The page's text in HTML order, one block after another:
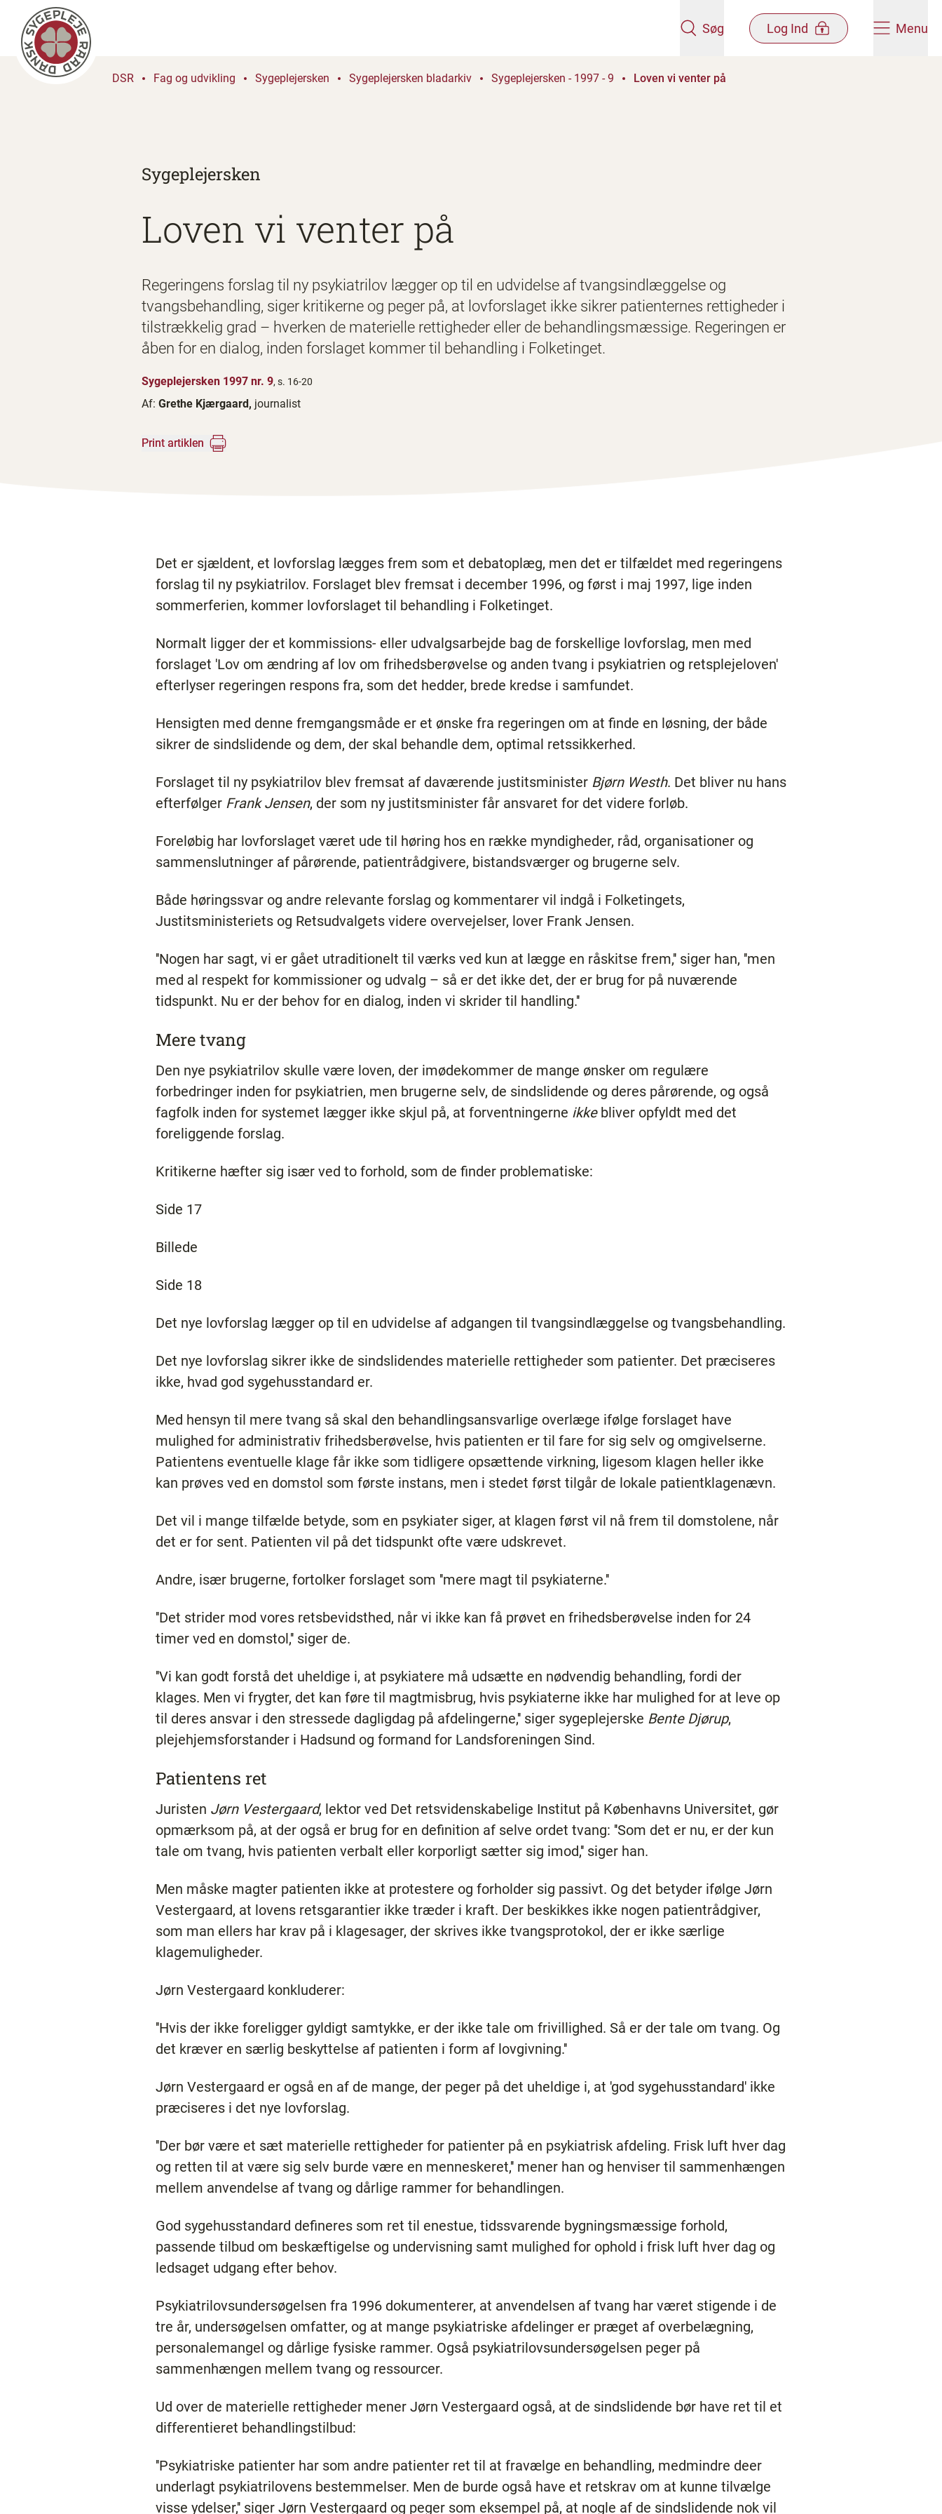
Søg Log Ind Menu
DSR Fag og udvikling Sygeplejersken Sygeplejersken bladarkiv Sygeplejersken - 1997 - 9 Loven vi venter på
Sygeplejersken
Loven vi venter på
Regeringens forslag til ny psykiatrilov lægger op til en udvidelse af tvangsindlæggelse og
tvangsbehandling, siger kritikerne og peger på, at lovforslaget ikke sikrer patienternes rettigheder i
tilstrækkelig grad – hverken de materielle rettigheder eller de behandlingsmæssige. Regeringen er
åben for en dialog, inden forslaget kommer til behandling i Folketinget.
Sygeplejersken 1997 nr. 9, s. 16-20
Af: Grethe Kjærgaard, journalist
Print artiklen
Det er sjældent, et lovforslag lægges frem som et debatoplæg, men det er tilfældet med regeringens
forslag til ny psykiatrilov. Forslaget blev fremsat i december 1996, og først i maj 1997, lige inden
sommerferien, kommer lovforslaget til behandling i Folketinget.
Normalt ligger der et kommissions- eller udvalgsarbejde bag de forskellige lovforslag, men med
forslaget 'Lov om ændring af lov om frihedsberøvelse og anden tvang i psykiatrien og retsplejeloven'
efterlyser regeringen respons fra, som det hedder, brede kredse i samfundet.
Hensigten med denne fremgangsmåde er et ønske fra regeringen om at finde en løsning, der både
sikrer de sindslidende og dem, der skal behandle dem, optimal retssikkerhed.
Forslaget til ny psykiatrilov blev fremsat af daværende justitsminister Bjørn Westh. Det bliver nu hans
efterfølger Frank Jensen, der som ny justitsminister får ansvaret for det videre forløb.
Foreløbig har lovforslaget været ude til høring hos en række myndigheder, råd, organisationer og
sammenslutninger af pårørende, patientrådgivere, bistandsværger og brugerne selv.
Både høringssvar og andre relevante forslag og kommentarer vil indgå i Folketingets,
Justitsministeriets og Retsudvalgets videre overvejelser, lover Frank Jensen.
''Nogen har sagt, vi er gået utraditionelt til værks ved kun at lægge en råskitse frem,'' siger han, ''men
med al respekt for kommissioner og udvalg – så er det ikke det, der er brug for på nuværende
tidspunkt. Nu er der behov for en dialog, inden vi skrider til handling.''
Mere tvang
Den nye psykiatrilov skulle være loven, der imødekommer de mange ønsker om regulære
forbedringer inden for psykiatrien, men brugerne selv, de sindslidende og deres pårørende, og også
fagfolk inden for systemet lægger ikke skjul på, at forventningerne ikkebliver opfyldt med det
foreliggende forslag.
Kritikerne hæfter sig især ved to forhold, som de finder problematiske:
Side 17
Billede
Side 18
Det nye lovforslag lægger op til en udvidelse af adgangen til tvangsindlæggelse og tvangsbehandling.
Det nye lovforslag sikrer ikke de sindslidendes materielle rettigheder som patienter. Det præciseres
ikke, hvad god sygehusstandard er.
Med hensyn til mere tvang så skal den behandlingsansvarlige overlæge ifølge forslaget have
mulighed for administrativ frihedsberøvelse, hvis patienten er til fare for sig selv og omgivelserne.
Patientens eventuelle klage får ikke som tidligere opsættende virkning, ligesom klagen heller ikke
kan prøves ved en domstol som første instans, men i stedet først tilgår de lokale patientklagenævn.
Det vil i mange tilfælde betyde, som en psykiater siger, at klagen først vil nå frem til domstolene, når
det er for sent. Patienten vil på det tidspunkt ofte være udskrevet.
Andre, især brugerne, fortolker forslaget som ''mere magt til psykiaterne.''
''Det strider mod vores retsbevidsthed, når vi ikke kan få prøvet en frihedsberøvelse inden for 24
timer ved en domstol,'' siger de.
''Vi kan godt forstå det uheldige i, at psykiatere må udsætte en nødvendig behandling, fordi der
klages. Men vi frygter, det kan føre til magtmisbrug, hvis psykiaterne ikke har mulighed for at leve op
til deres ansvar i den stressede dagligdag på afdelingerne,'' siger sygeplejerske Bente Djørup,
plejehjemsforstander i Hadsund og formand for Landsforeningen Sind.
Patientens ret
Juristen Jørn Vestergaard, lektor ved Det retsvidenskabelige Institut på Københavns Universitet, gør
opmærksom på, at der også er brug for en definition af selve ordet tvang: ''Som det er nu, er der kun
tale om tvang, hvis patienten verbalt eller korporligt sætter sig imod,'' siger han.
Men måske magter patienten ikke at protestere og forholder sig passivt. Og det betyder ifølge Jørn
Vestergaard, at lovens retsgarantier ikke træder i kraft. Der beskikkes ikke nogen patientrådgiver,
som man ellers har krav på i klagesager, der skrives ikke tvangsprotokol, der er ikke særlige
klagemuligheder.
Jørn Vestergaard konkluderer:
''Hvis der ikke foreligger gyldigt samtykke, er der ikke tale om frivillighed. Så er der tale om tvang. Og
det kræver en særlig beskyttelse af patienten i form af lovgivning.''
Jørn Vestergaard er også en af de mange, der peger på det uheldige i, at 'god sygehusstandard' ikke
præciseres i det nye lovforslag.
''Der bør være et sæt materielle rettigheder for patienter på en psykiatrisk afdeling. Frisk luft hver dag
og retten til at være sig selv burde være en menneskeret,'' mener han og henviser til sammenhængen
mellem anvendelse af tvang og dårlige rammer for behandlingen.
God sygehusstandard defineres som ret til enestue, tidssvarende bygningsmæssige forhold,
passende tilbud om beskæftigelse og undervisning samt mulighed for ophold i frisk luft hver dag og
ledsaget udgang efter behov.
Psykiatrilovsundersøgelsen fra 1996 dokumenterer, at anvendelsen af tvang har været stigende i de
tre år, undersøgelsen omfatter, og at mange psykiatriske afdelinger er præget af overbelægning,
personalemangel og dårlige fysiske rammer. Også psykiatrilovsundersøgelsen peger på
sammenhængen mellem tvang og ressourcer.
Ud over de materielle rettigheder mener Jørn Vestergaard også, at de sindslidende bør have ret til et
differentieret behandlingstilbud:
''Psykiatriske patienter har som andre patienter ret til at fravælge en behandling, medmindre deer
underlagt psykiatrilovens bestemmelser. Men de burde også have et retskrav om at kunne tilvælge
visse ydelser,'' siger Jørn Vestergaard og peger som eksempel på, at nogle af de sindslidende nok vil